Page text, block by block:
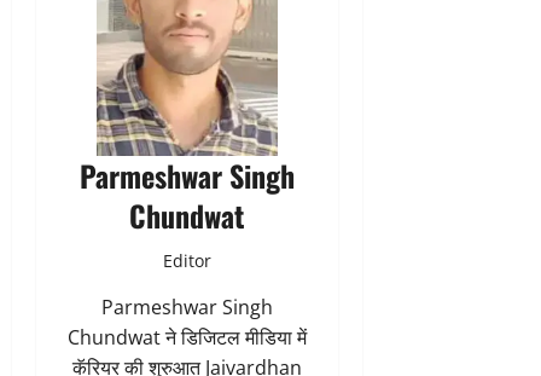
Parmeshwar Singh
Chundwat
Editor
Parmeshwar Singh
Chundwat ने डिजिटल मीडिया में
कॅरियर की शुरुआत Jaivardhan